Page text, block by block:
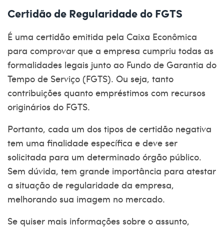
Certidão de Regularidade do FGTS
É uma certidão emitida pela Caixa Econômica
para comprovar que a empresa cumpriu todas as
formalidades legais junto ao Fundo de Garantia do
Tempo de Serviço (FGTS). Ou seja, tanto
contribuições quanto empréstimos com recursos
originários do FGTS.
Portanto, cada um dos tipos de certidão negativa
tem uma finalidade específica e deve ser
solicitada para um determinado órgão público.
Sem dúvida, tem grande importância para atestar
a situação de regularidade da empresa,
melhorando sua imagem no mercado.
Se quiser mais informações sobre o assunto,